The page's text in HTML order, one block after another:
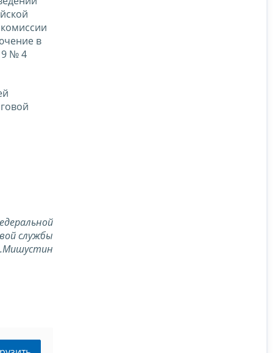
в
№ 4
службы